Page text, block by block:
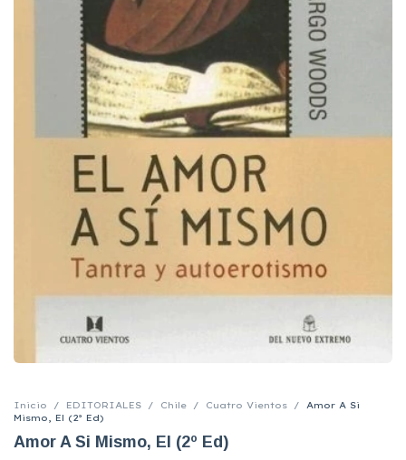
Inicio / EDITORIALES / Chile / Cuatro Vientos /
Amor A Si
Mismo, El (2º Ed)
Amor A Si Mismo, El (2º Ed)